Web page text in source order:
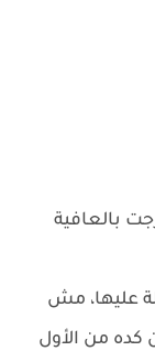
بالعافية
عليها، مش
كده من الأول